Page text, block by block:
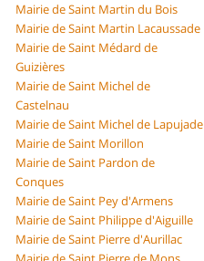
Mairie de Saint Martin du Bois
Mairie de Saint Martin Lacaussade
Mairie de Saint Médard de
Guizières
Mairie de Saint Michel de
Castelnau
Mairie de Saint Michel de Lapujade
Mairie de Saint Morillon
Mairie de Saint Pardon de
Conques
Mairie de Saint Pey d'Armens
Mairie de Saint Philippe d'Aiguille
Mairie de Saint Pierre d'Aurillac